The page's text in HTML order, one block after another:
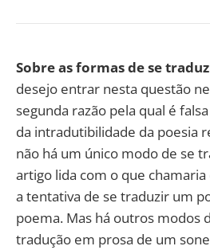
Sobre as formas de se
desejo entrar nesta questão
segunda razão pela qual é
da intradutibilidade da poesia
não há um único modo de se
artigo lida com o que chamaria
a tentativa de se traduzir um
poema. Mas há outros modos
tradução em prosa de um